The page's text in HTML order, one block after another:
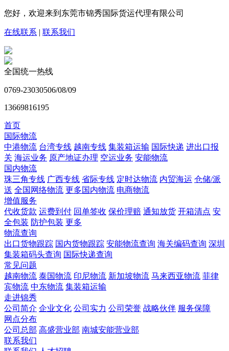
您好，欢迎来到东莞市锦秀国际货运代理有限公司
在线联系 | 联系我们
全国统一热线
0769-23030506/08/09
13669816195
首页
国际物流
中港物流 台湾专线 越南专线 集装箱运输 国际快递 进出口报
关 海运业务 原产地证办理 空运业务 安能物流
国内物流
珠三角专线 广西专线 省际专线 定时达物流 内贸海运 仓储/派
送 全国网络物流 更多国内物流 电商物流
增值服务
代收货款 运费到付 回单签收 保价理赔 通知放货 开箱清点 安
全包装 防护包装 更多
物流查询
出口货物跟踪 国内货物跟踪 安能物流查询 海关编码查询 深圳
集装箱码头查询 国际快递查询
常见问题
越南物流 泰国物流 印尼物流 新加坡物流 马来西亚物流 菲律
宾物流 中东物流 集装箱运输
走进锦秀
公司简介 企业文化 公司实力 公司荣誉 战略伙伴 服务保障
网点分布
公司总部 高盛营业部 南城安能营业部
联系我们